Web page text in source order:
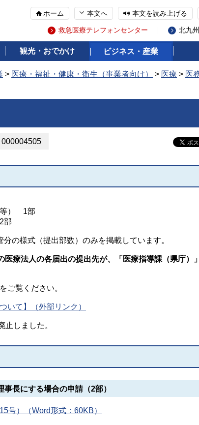
ホーム 本文へ 本文を読み上げる
救急医療テレフォンセンター 北九
観光・おでかけ ビジネス・産業
> 医療・福祉・健康・衛生（事業者向け） > 医療 > 医
届等） 1部
部
の様式（提出部数）のみを掲載しています。
療法人の各届出の提出先が、
「医療指導課（県庁）
覧ください。
いて】（外部リンク）
止しました。
長にする場合の申請（2部）
号）（Word形式：60KB）